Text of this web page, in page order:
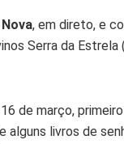
, em direto, e
Serra da Estrela
de março,
livros de